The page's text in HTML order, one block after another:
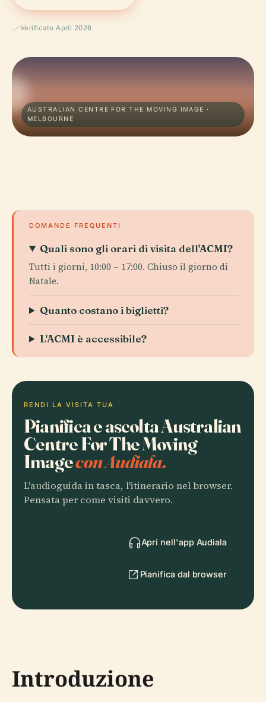
Verificato April 2026
AUSTRALIAN CENTRE FOR THE MOVING IMAGE ·
MELBOURNE
DOMANDE FREQUENTI
Quali sono gli orari di visita dell'ACMI?
Tutti i giorni, 10:00 – 17:00. Chiuso il giorno di
Natale.
Quanto costano i biglietti?
L'ACMI è accessibile?
RENDI LA VISITA TUA
Pianifica e ascolta Australian
Centre For The Moving
Imagecon Audiala.
L'audioguida in tasca, l'itinerario nel browser.
Pensata per come visiti davvero.
Apri nell'app Audiala
Pianifica dal browser
Introduzione